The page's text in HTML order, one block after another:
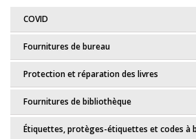
COVID
Fournitures de bureau
Protection et réparation des livres
Fournitures de bibliothèque
Étiquettes, protèges-étiquettes et codes à